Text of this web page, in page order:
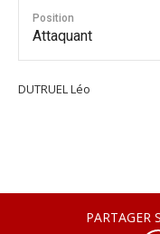
Position
Attaquant
DUTRUEL Léo
PARTAGER